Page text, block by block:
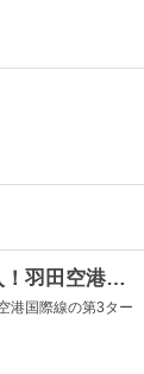
【PR】地上のラグジュアリーを体感する憧れラウンジに潜入！羽田空港第2Tで海外旅行のフライト前も贅沢なひと時を
港国際線の第3ター